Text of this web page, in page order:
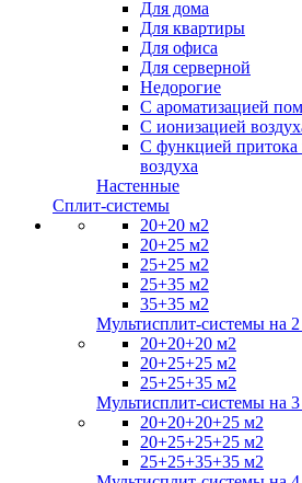
Для дома
Для квартиры
Для офиса
Для серверной
Недорогие
С ароматизацией
С ионизацией
С функцией притока
воздуха
Настенные
Сплит-системы
20+20 м2
20+25 м2
25+25 м2
25+35 м2
35+35 м2
Мультисплит-системы на
20+20+20 м2
20+25+25 м2
25+25+35 м2
Мультисплит-системы на
20+20+20+25 м2
20+25+25+25 м2
25+25+35+35 м2